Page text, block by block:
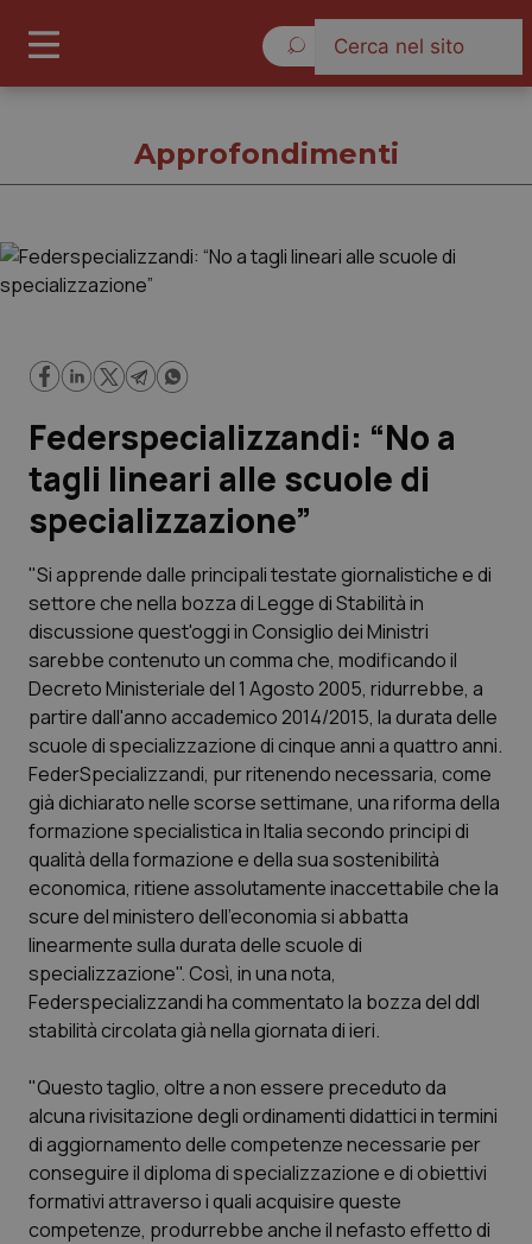
Governo e Parlamento
Regioni e Asl
Lavoro e Professioni
Scienza e Farmaci
Studi e Analisi
Lettere al direttore
Edizioni Regionali
QS Pro
Professionisti Sanitari.AI
Abruzzo
Basilicata
Calabria
Campania
Emilia-Romagna
QS Pro Gold
Artrite & artrosi
Asma & BPCO
Car-T
Colesterolo & coronaropatie
QS Club Newsletter
Approfondimenti
Federspecializzandi: “No a
tagli lineari alle scuole di
specializzazione”
"Si apprende dalle principali testate giornalistiche e di
settore che nella bozza di Legge di Stabilità in
discussione quest'oggi in Consiglio dei Ministri
sarebbe contenuto un comma che, modificando il
Decreto Ministeriale del 1 Agosto 2005, ridurrebbe, a
partire dall'anno accademico 2014/2015, la durata delle
scuole di specializzazione di cinque anni a quattro anni.
FederSpecializzandi, pur ritenendo necessaria, come
già dichiarato nelle scorse settimane, una riforma della
formazione specialistica in Italia secondo principi di
qualità della formazione e della sua sostenibilità
economica, ritiene assolutamente inaccettabile che la
scure del ministero dell'economia si abbatta
linearmente sulla durata delle scuole di
specializzazione". Così, in una nota,
Federspecializzandi ha commentato la bozza del ddl
stabilità circolata già nella giornata di ieri.
"Questo taglio, oltre a non essere preceduto da
alcuna rivisitazione degli ordinamenti didattici in termini
di aggiornamento delle competenze necessarie per
conseguire il diploma di specializzazione e di obiettivi
formativi attraverso i quali acquisire queste
competenze, produrrebbe anche il nefasto effetto di